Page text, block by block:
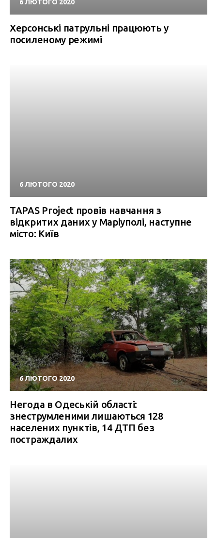
6 ЛЮТОГО 2020
Херсонські патрульні працюють у
посиленому режимі
6 ЛЮТОГО 2020
TAPAS Project провів навчання з
відкритих даних у Маріуполі, наступне
місто: Київ
6 ЛЮТОГО 2020
Негода в Одеській області:
знеструмленими лишаються 128
населених пунктів, 14 ДТП без
постраждалих